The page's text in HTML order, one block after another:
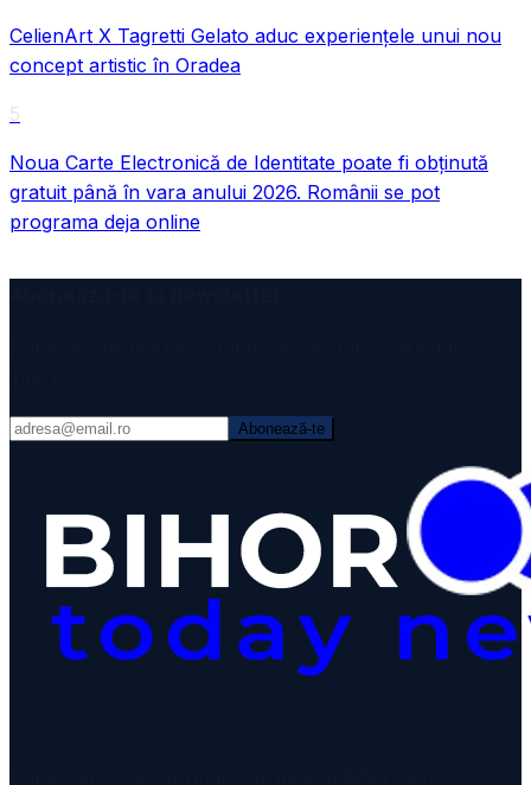
VIDEO
CelienArt X Tagretti Gelato aduc experiențele unui nou
concept artistic în Oradea
5
Noua Carte Electronică de Identitate poate fi obținută
gratuit până în vara anului 2026. Românii se pot
programa deja online
Abonează-te